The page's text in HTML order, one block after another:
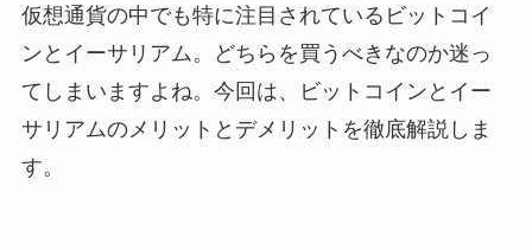
仮想通貨の中でも特に注目されているビットコイ
ンとイーサリアム。どちらを買うべきなのか迷っ
てしまいますよね。今回は、ビットコインとイー
サリアムのメリットとデメリットを徹底解説しま
す。